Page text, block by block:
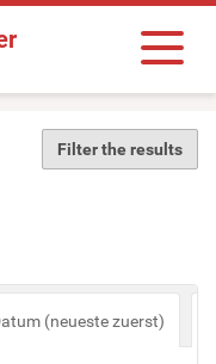
Filter the results
(neueste zuerst)